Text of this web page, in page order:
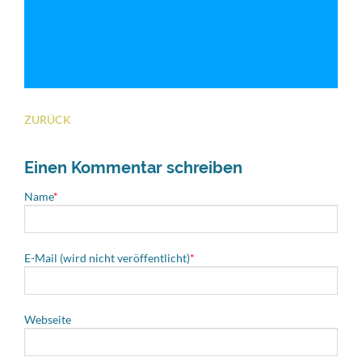
ZURÜCK
Einen Kommentar schreiben
Pflichtfeld
Name*
Pflichtfeld
E-Mail (wird nicht veröffentlicht)*
Webseite